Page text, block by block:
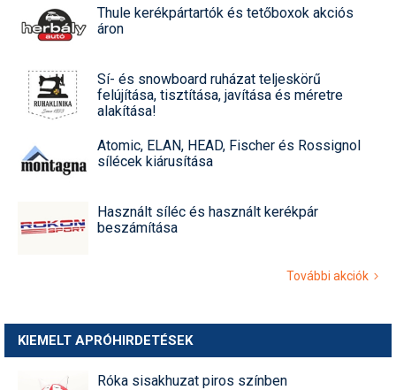
Thule kerékpártartók és tetőboxok akciós
áron
Sí- és snowboard ruházat teljeskörű
felújítása, tisztítása, javítása és méretre
alakítása!
Atomic, ELAN, HEAD, Fischer és Rossignol
sílécek kiárusítása
Használt síléc és használt kerékpár
beszámítása
További akciók
KIEMELT APRÓHIRDETÉSEK
Róka sisakhuzat piros színben